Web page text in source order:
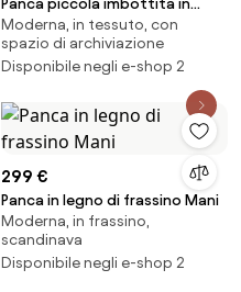
Panca piccola imbottita in
velluto con vano contenitore
Alto
Moderna, in tessuto, con
spazio di archiviazione
Disponibile negli e-shop 2
299 €
Panca in legno di frassino Mani
Moderna, in frassino,
scandinava
Disponibile negli e-shop 2